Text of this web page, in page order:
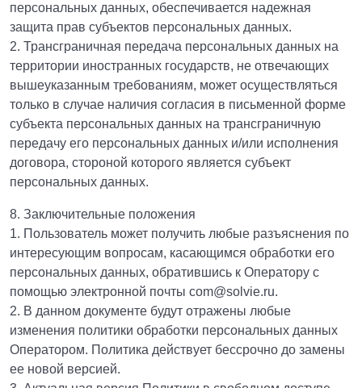
персональных данных, обеспечивается надежная
защита прав субъектов персональных данных.
2. Трансграничная передача персональных данных на
территории иностранных государств, не отвечающих
вышеуказанным требованиям, может осуществляться
только в случае наличия согласия в письменной форме
субъекта персональных данных на трансграничную
передачу его персональных данных и/или исполнения
договора, стороной которого является субъект
персональных данных.
8. Заключительные положения
1. Пользователь может получить любые разъяснения по
интересующим вопросам, касающимся обработки его
персональных данных, обратившись к Оператору с
помощью электронной почты com@solvie.ru.
2. В данном документе будут отражены любые
изменения политики обработки персональных данных
Оператором. Политика действует бессрочно до замены
ее новой версией.